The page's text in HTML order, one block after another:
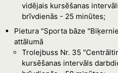
vidējais kursēšanas
brīvdienās - 25 minūtes;
Pietura "Sporta bāze
attālumā
Trolejbuss Nr. 35
kursēšanas intervāls